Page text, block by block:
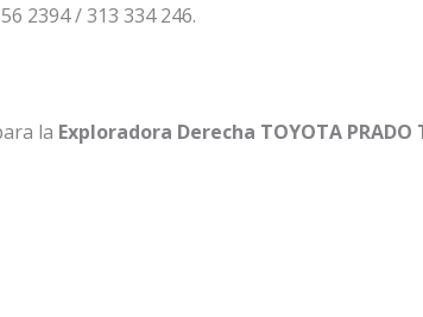
2394 / 313 334 246.
la Exploradora Derecha TOYOTA PRADO